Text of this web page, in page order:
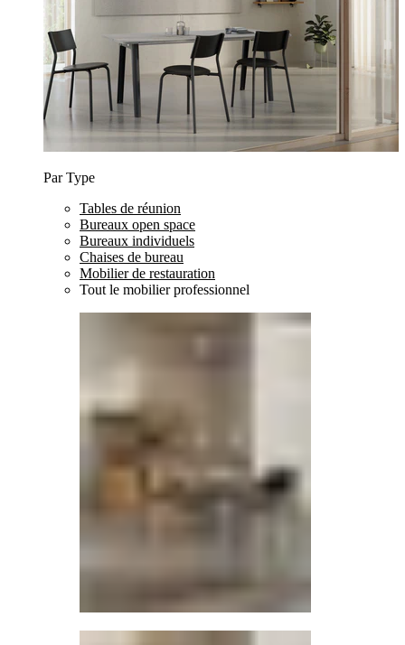
Par Type
Tables de réunion
Bureaux open space
Bureaux individuels
Chaises de bureau
Mobilier de restauration
Tout le mobilier professionnel